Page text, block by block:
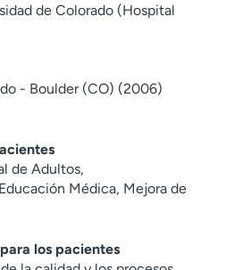
de Colorado (Hospital
- Boulder (CO) (2006)
de Adultos,
Médica, Mejora de
los pacientes